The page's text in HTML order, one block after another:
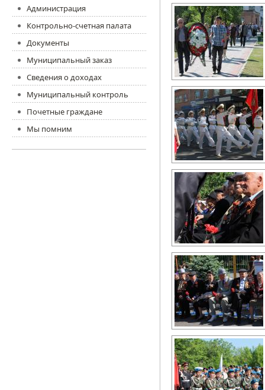
Администрация
Контрольно-счетная палата
Документы
Муниципальный заказ
Сведения о доходах
Муниципальный контроль
Почетные граждане
Мы помним